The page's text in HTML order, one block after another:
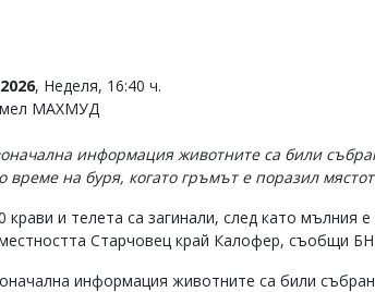
, Неделя, 16:40 ч.
МАХМУД
информация животните са били
време на буря, когато гръмът е поразил
крави и телета са загинали, след като мълния е
Старчовец край Калофер, съобщи
информация животните са били